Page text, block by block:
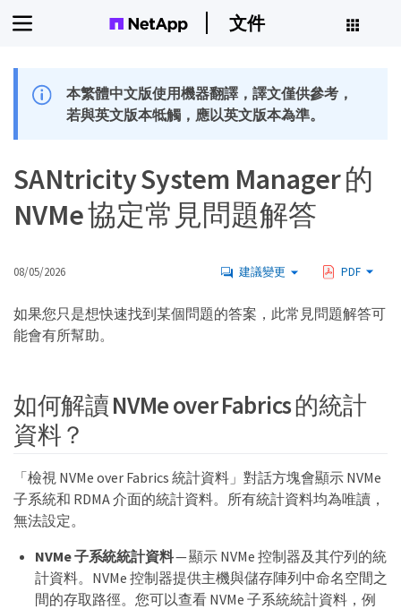
文件
本繁體中文版使用機器翻譯，譯文僅供參考，
若與英文版本牴觸，應以英文版本為準。
SANtricity System Manager 的
NVMe 協定常見問題解答
08/05/2026 建議變更 PDF
如果您只是想快速找到某個問題的答案，此常見問題解答可
能會有所幫助。
如何解讀 NVMe over Fabrics 的統計
資料？
「檢視 NVMe over Fabrics 統計資料」對話方塊會顯示 NVMe
子系統和 RDMA 介面的統計資料。所有統計資料均為唯讀，
無法設定。
NVMe 子系統統計資料— 顯示 NVMe 控制器及其佇列的統
計資料。NVMe 控制器提供主機與儲存陣列中命名空間之
間的存取路徑。您可以查看 NVMe 子系統統計資料，例